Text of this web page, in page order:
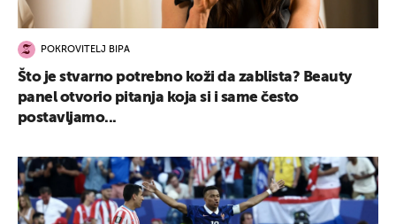
POKROVITELJ BIPA
Što je stvarno potrebno koži da zablista? Beauty
panel otvorio pitanja koja si i same često
postavljamo...